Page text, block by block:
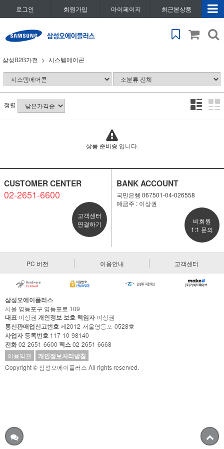
로그인 회원가입 마이페이지 최근본상품
삼성B2B가전 시스템에어콘
정렬
상품 준비중 입니다.
CUSTOMER CENTER
02-2651-6600
고객센터
연결하기
BANK ACCOUNT
국민은행 067501-04-026558
예금주 : 이상권
비회원
1:1 문의
PC 버전 이용안내 고객센터
삼성오에이플러스
서울 영등포구 영등포로 109
대표 이상권 개인정보 보호 책임자이상권
통신판매업신고번호제2012-서울영등포-0528호
사업자 등록번호 117-10-98140
전화02-2651-6600 팩스02-2651-6668
이용약관
개인정보처리방침
Copyright © 삼성오에이플러스 All rights reserved.